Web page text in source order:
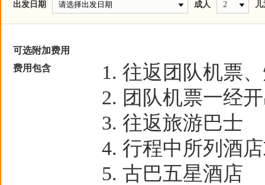
出发日期 成人 2 儿
可选附加费用
费用包含
往返团队机票
团队机票一经
往返旅游巴士
行程中所列酒
古巴五星酒店